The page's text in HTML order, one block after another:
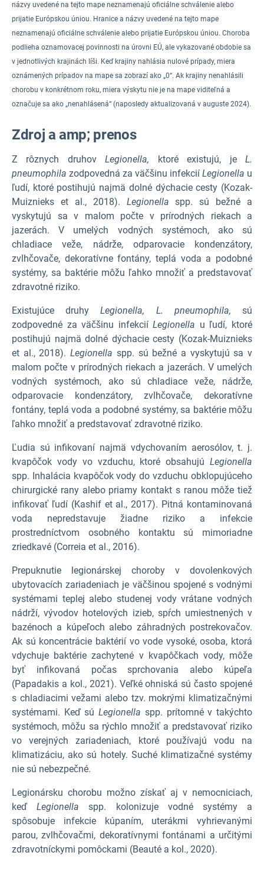
názvy uvedené na tejto mape neznamenajú oficiálne schválenie alebo
prijatie Európskou úniou. Hranice a názvy uvedené na tejto mape
neznamenajú oficiálne schválenie alebo prijatie Európskou úniou. Choroba
podlieha oznamovacej povinnosti na úrovni EÚ, ale vykazované obdobie sa
v jednotlivých krajinách líši. Keď krajiny nahlásia nulové prípady, miera
oznámených prípadov na mape sa zobrazí ako „0“. Ak krajiny nenahlásili
chorobu v konkrétnom roku, miera výskytu nie je na mape viditeľná a
označuje sa ako „nenahlásená“ (naposledy aktualizovaná v auguste 2024).
Zdroj a amp; prenos
Z rôznych druhovLegionella, ktoré existujú, jeL.
pneumophila zodpovedná za väčšinu infekcií Legionella u
ľudí, ktoré postihujú najmä dolné dýchacie cesty (Kozak-
Muiznieks et al., 2018). Legionella spp. sú bežné a
vyskytujú sa v malom počte v prírodných riekach a
jazerách. V umelých vodných systémoch, ako sú
chladiace veže, nádrže, odparovacie kondenzátory,
zvlhčovače, dekoratívne fontány, teplá voda a podobné
systémy, sa baktérie môžu ľahko množiť a predstavovať
zdravotné riziko.
Existujúce druhyLegionella, L. pneumophila,sú
zodpovedné za väčšinu infekciíLegionella u ľudí, ktoré
postihujú najmä dolné dýchacie cesty (Kozak-Muiznieks
et al., 2018). Legionella spp. sú bežné a vyskytujú sa v
malom počte v prírodných riekach a jazerách. V umelých
vodných systémoch, ako sú chladiace veže, nádrže,
odparovacie kondenzátory, zvlhčovače, dekoratívne
fontány, teplá voda a podobné systémy, sa baktérie môžu
ľahko množiť a predstavovať zdravotné riziko.
Ľudia sú infikovaní najmä vdychovaním aerosólov, t. j.
kvapôčok vody vo vzduchu, ktoré obsahujú Legionella
spp. Inhalácia kvapôčok vody do vzduchu obklopujúceho
chirurgické rany alebo priamy kontakt s ranou môže tiež
infikovať ľudí (Kashif et al., 2017). Pitná kontaminovaná
voda nepredstavuje žiadne riziko a infekcie
prostredníctvom osobného kontaktu sú mimoriadne
zriedkavé (Correia et al., 2016).
Prepuknutie legionárskej choroby v dovolenkových
ubytovacích zariadeniach je väčšinou spojené s vodnými
systémami teplej alebo studenej vody vrátane vodných
nádrží, vývodov hotelových izieb, spŕch umiestnených v
bazénoch a kúpeľoch alebo záhradných postrekovačov.
Ak sú koncentrácie baktérií vo vode vysoké, osoba, ktorá
vdychuje baktérie zachytené v kvapôčkach vody, môže
byť infikovaná počas sprchovania alebo kúpeľa
(Papadakis a kol., 2021). Veľké ohniská sú často spojené
s chladiacimi vežami alebo tzv. mokrými klimatizačnými
systémami. Keď súLegionella spp. prítomné v takýchto
systémoch, môžu sa rýchlo množiť a predstavovať riziko
vo verejných zariadeniach, ktoré používajú vodu na
klimatizáciu, ako sú hotely. Suché klimatizačné systémy
nie sú nebezpečné.
Legionársku chorobu možno získať aj v nemocniciach,
keďLegionellaspp. kolonizuje vodné systémy a
spôsobuje infekcie kúpaním, uterákmi vyhrievanými
parou, zvlhčovačmi, dekoratívnymi fontánami a určitými
zdravotníckymi pomôckami (Beauté a kol., 2020).